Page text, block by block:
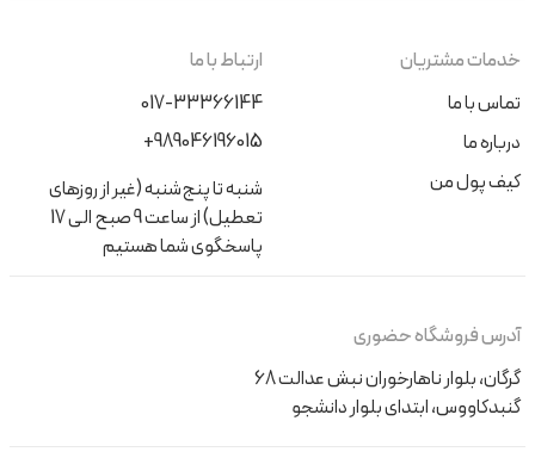
خدمات مشتریان
تماس با ما
درباره ما
کیف پول من
ارتباط با ما
017-33366144
+989046196015
شنبه تا پنج‌شنبه (غیر از روزهای
تعطیل) از ساعت 9 صبح الی 17
پاسخگوی شما هستیم
آدرس فروشگاه حضوری
گرگان، بلوار ناهارخوران نبش عدالت 68
گنبدکاووس، ابتدای بلوار دانشجو